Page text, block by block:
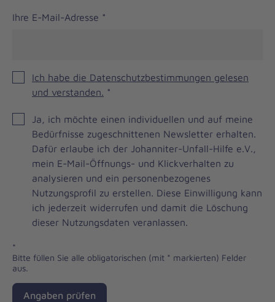
Ihre E-Mail-Adresse *
Ich habe die Datenschutzbestimmungen gelesen
und verstanden. *
Brevo
Newsletter
Checkbox
Ja, ich möchte einen individuellen und auf meine
Bedürfnisse zugeschnittenen Newsletter erhalten.
Dafür erlaube ich der Johanniter-Unfall-Hilfe e.V.,
mein E-Mail-Öffnungs- und Klickverhalten zu
analysieren und ein personenbezogenes
Nutzungsprofil zu erstellen. Diese Einwilligung kann
ich jederzeit widerrufen und damit die Löschung
dieser Nutzungsdaten veranlassen.
*
Bitte füllen Sie alle obligatorischen (mit * markierten) Felder
aus.
Angaben prüfen